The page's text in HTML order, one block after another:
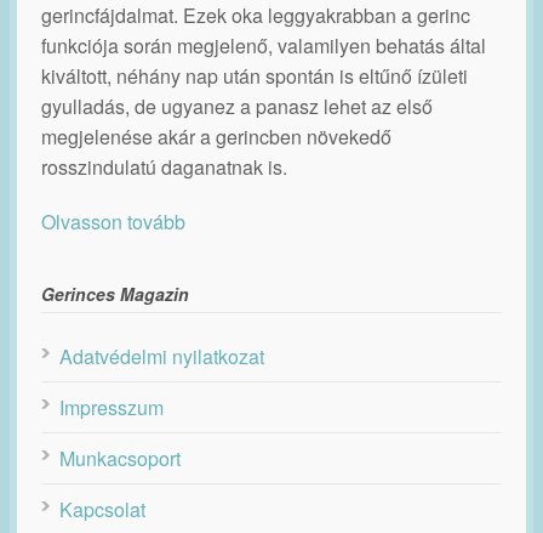
gerincfájdalmat. Ezek oka leggyakrabban a gerinc
funkciója során megjelenő, valamilyen behatás által
kiváltott, néhány nap után spontán is eltűnő ízületi
gyulladás, de ugyanez a panasz lehet az első
megjelenése akár a gerincben növekedő
rosszindulatú daganatnak is.
Olvasson tovább
Gerinces Magazin
Adatvédelmi nyilatkozat
Impresszum
Munkacsoport
Kapcsolat